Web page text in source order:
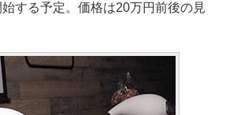
する予定。価格は20万円前後の見